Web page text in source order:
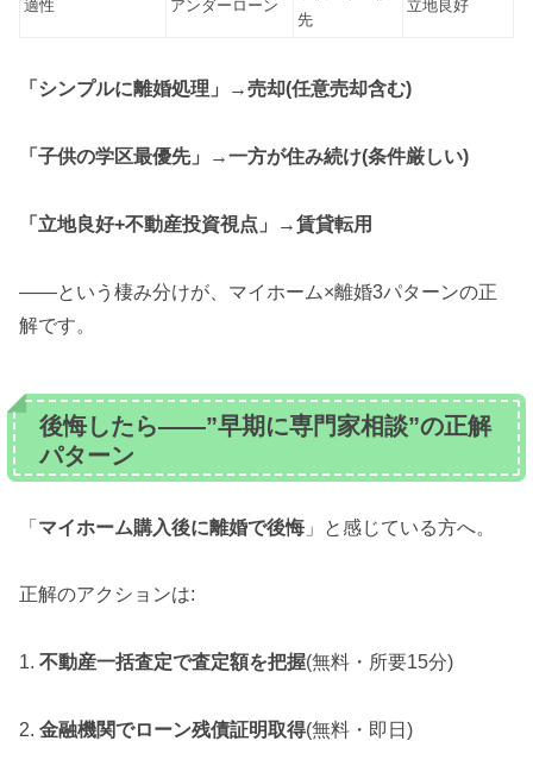
適性 アンダーローン
先
立地良好
「シンプルに離婚処理」→売却(任意売却含む)
「子供の学区最優先」→一方が住み続け(条件厳しい)
「立地良好+不動産投資視点」→賃貸転用
——という棲み分けが、マイホーム×離婚3パターンの正
解です。
後悔したら——”早期に専門家相談”の正解
パターン
「 マイホーム購入後に離婚で後悔 」と感じている方へ。
正解のアクションは:
1. 不動産一括査定で査定額を把握(無料・所要15分)
2. 金融機関でローン残債証明取得(無料・即日)